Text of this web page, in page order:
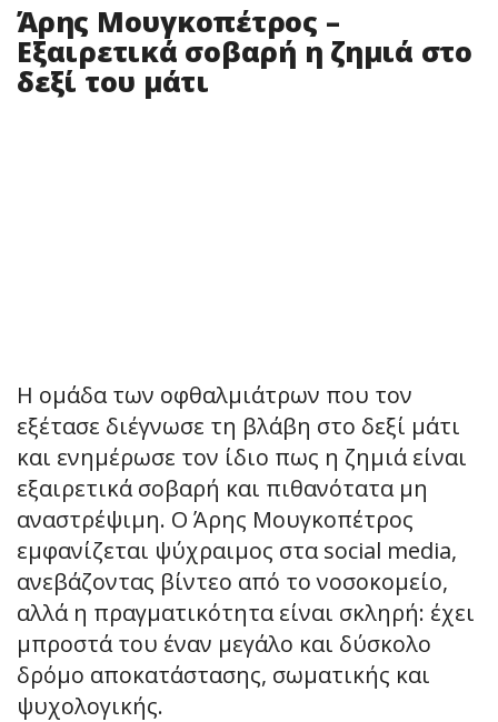
Άρης Μουγκοπέτρος –
Εξαιρετικά σοβαρή η ζημιά στο
δεξί του μάτι
Η ομάδα των οφθαλμιάτρων που τον
εξέτασε διέγνωσε τη βλάβη στο δεξί μάτι
και ενημέρωσε τον ίδιο πως η ζημιά είναι
εξαιρετικά σοβαρή και πιθανότατα μη
αναστρέψιμη. Ο Άρης Μουγκοπέτρος
εμφανίζεται ψύχραιμος στα social media,
ανεβάζοντας βίντεο από το νοσοκομείο,
αλλά η πραγματικότητα είναι σκληρή: έχει
μπροστά του έναν μεγάλο και δύσκολο
δρόμο αποκατάστασης, σωματικής και
ψυχολογικής.